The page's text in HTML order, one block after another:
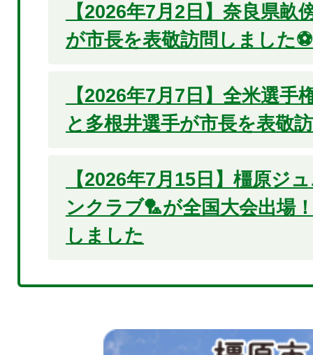
【2026年7月2日】奈良県畝
が市長を表敬訪問しました⚽
【2026年7月7日】全米選手
と多根井選手が市長を表敬
【2026年7月15日】橿原ジ
ンクラブ🏸が全国大会出場
しました
2